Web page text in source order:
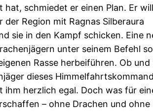
hat, schmiedet er einen Plan. Er
der Region mit Ragnas Silberaura
sie in den Kampf schicken. Eine
unter seinem Befehl
Rasse herbeiführen. Ob und
dieses
ihm herzlich egal. Doch was für
– ohne Drachen und ohne